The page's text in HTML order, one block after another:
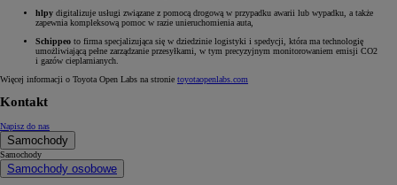
hlpy digitalizuje usługi związane z pomocą drogową w przypadku awarii lub wypadku, a także
zapewnia kompleksową pomoc w razie unieruchomienia auta,
Schippeo to firma specjalizująca się w dziedzinie logistyki i spedycji, która ma technologię
umożliwiającą pełne zarządzanie przesyłkami, w tym precyzyjnym monitorowaniem emisji CO2
i gazów cieplarnianych.
Więcej informacji o Toyota Open Labs na stronie toyotaopenlabs.com
Kontakt
Napisz do nas
Samochody
Samochody
Samochody osobowe